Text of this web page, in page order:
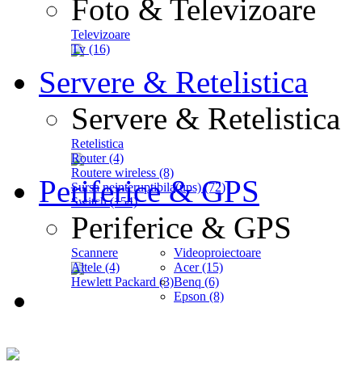
Foto & Televizoare
Televizoare
Tv (16)
Servere & Retelistica
Servere & Retelistica
Retelistica
Router (4)
Routere wireless (8)
Sursa neinteruptibila(ups) (72)
Switch (154)
Periferice & GPS
Periferice & GPS
Scannere
Altele (4)
Hewlett Packard (3)
Videoproiectoare
Acer (15)
Benq (6)
Epson (8)